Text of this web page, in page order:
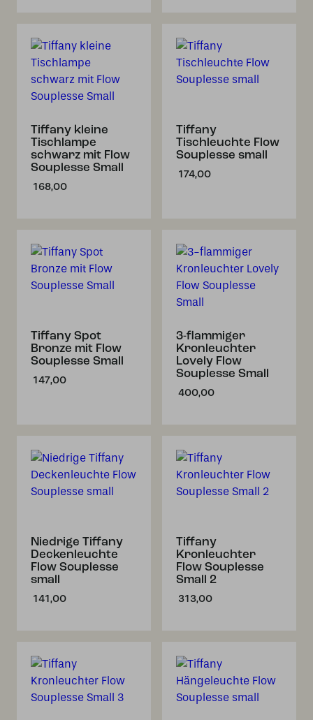
Tiffany kleine
Tischlampe
schwarz mit Flow
Souplesse Small
168,00
Tiffany
Tischleuchte Flow
Souplesse small
174,00
Tiffany Spot
Bronze mit Flow
Souplesse Small
147,00
3-flammiger
Kronleuchter
Lovely Flow
Souplesse Small
400,00
Niedrige Tiffany
Deckenleuchte
Flow Souplesse
small
141,00
Tiffany
Kronleuchter
Flow Souplesse
Small 2
313,00